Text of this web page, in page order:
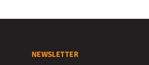
NEWSLETTER